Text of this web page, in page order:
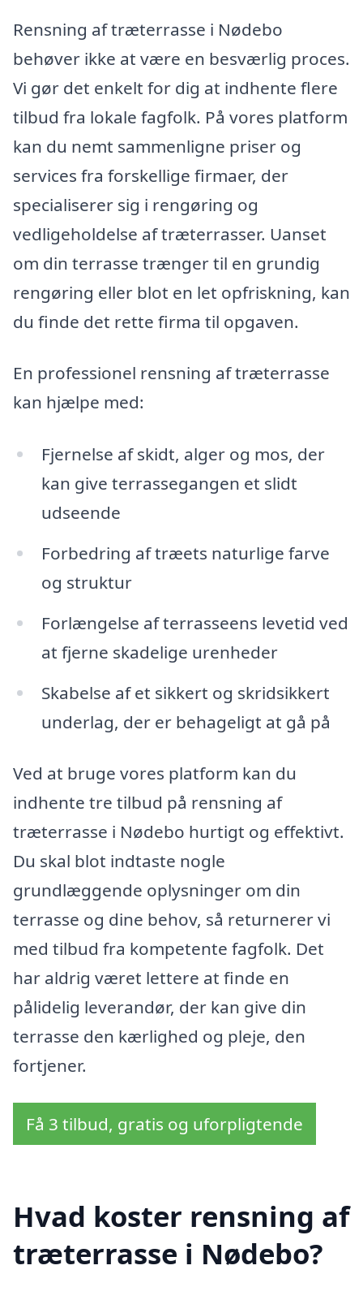
Rensning af træterrasse i Nødebo
behøver ikke at være en besværlig proces.
Vi gør det enkelt for dig at indhente flere
tilbud fra lokale fagfolk. På vores platform
kan du nemt sammenligne priser og
services fra forskellige firmaer, der
specialiserer sig i rengøring og
vedligeholdelse af træterrasser. Uanset
om din terrasse trænger til en grundig
rengøring eller blot en let opfriskning, kan
du finde det rette firma til opgaven.
En professionel rensning af træterrasse
kan hjælpe med:
Fjernelse af skidt, alger og mos, der
kan give terrassegangen et slidt
udseende
Forbedring af træets naturlige farve
og struktur
Forlængelse af terrasseens levetid ved
at fjerne skadelige urenheder
Skabelse af et sikkert og skridsikkert
underlag, der er behageligt at gå på
Ved at bruge vores platform kan du
indhente tre tilbud på rensning af
træterrasse i Nødebo hurtigt og effektivt.
Du skal blot indtaste nogle
grundlæggende oplysninger om din
terrasse og dine behov, så returnerer vi
med tilbud fra kompetente fagfolk. Det
har aldrig været lettere at finde en
pålidelig leverandør, der kan give din
terrasse den kærlighed og pleje, den
fortjener.
Få 3 tilbud, gratis og uforpligtende
Hvad koster rensning af
træterrasse i Nødebo?